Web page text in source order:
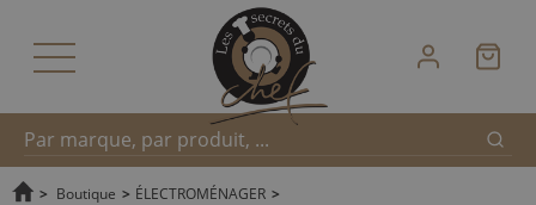
Recherche
> Boutique > ÉLECTROMÉNAGER >